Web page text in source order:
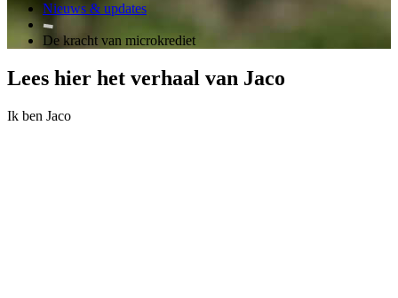
Nieuws & updates
De kracht van microkrediet
Lees hier het verhaal van Jaco
Ik ben Jaco